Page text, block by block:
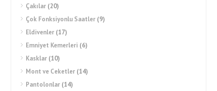
Çakılar (20)
Çok Fonksiyonlu Saatler (9)
Eldivenler (17)
Emniyet Kemerleri (6)
Kasklar (10)
Mont ve Ceketler (14)
Pantolonlar (14)